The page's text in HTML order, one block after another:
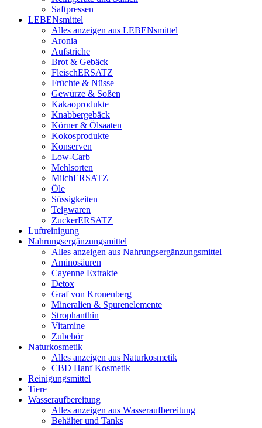
Saftpressen
LEBENsmittel
Alles anzeigen aus LEBENsmittel
Aronia
Aufstriche
Brot & Gebäck
FleischERSATZ
Früchte & Nüsse
Gewürze & Soßen
Kakaoprodukte
Knabbergebäck
Körner & Ölsaaten
Kokosprodukte
Konserven
Low-Carb
Mehlsorten
MilchERSATZ
Öle
Süssigkeiten
Teigwaren
ZuckerERSATZ
Luftreinigung
Nahrungsergänzungsmittel
Alles anzeigen aus Nahrungsergänzungsmittel
Aminosäuren
Cayenne Extrakte
Detox
Graf von Kronenberg
Mineralien & Spurenelemente
Strophanthin
Vitamine
Zubehör
Naturkosmetik
Alles anzeigen aus Naturkosmetik
CBD Hanf Kosmetik
Reinigungsmittel
Tiere
Wasseraufbereitung
Alles anzeigen aus Wasseraufbereitung
Behälter und Tanks